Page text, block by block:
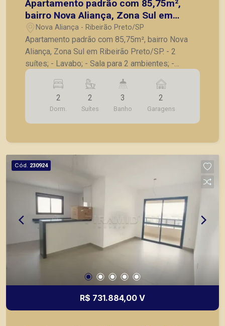
Apartamento padrão com 85,75m²,
bairro Nova Aliança, Zona Sul em
Ribeirão Preto/SP.
Nova Aliança - Ribeirão Preto/SP
Apartamento padrão com 85,75m², bairro Nova
Aliança, Zona Sul em Ribeirão Preto/SP. - 2
suítes; - Lavabo; - Sala para 2 ambientes; -
Varanda gourmet com churrasqueira; - Cozinha; -
Lavanderia; - 2 vagas de garagem. A Piramid tem
como objetivo atender seus clientes com
agilidade e segurança, em locação, vendas de
imóveis prontos, usados ou mesmo nos
2
Dorm.
2
Suítes
3
Banho
2
Garagens
Cód. 230924
R$ 731.884,00 V